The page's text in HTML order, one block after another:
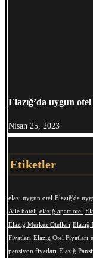
Elazığ’da uygun otel
Nisan 25, 2023
Etiketler
elazı uygun otel Elazığ'da
Aile hoteli elazığ apart otel
Elazığ Merkez Otelleri Elazığ
Fiyatları Elazığ Otel Fiyatları
pansiyon fiyatları Elazığ